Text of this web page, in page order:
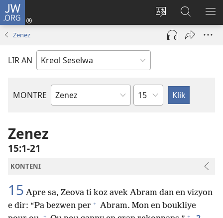
JW.ORG
Sanz
langaz
sa
Log
(opens
window)
Rode
JW.ORG
Zenez
LIR AN
MONTRE
Liv
Sapit
Zenez
15:1-21
KONTENI
15 Apre sa, Zeova ti koz avek Abram dan en vizyon
e dir: “Pa bezwen per + Abram. Mon en boukliye
+ +